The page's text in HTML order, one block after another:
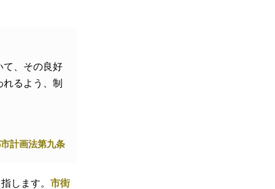
て、その良好
るよう、制
計画法第九条
指します。 市街